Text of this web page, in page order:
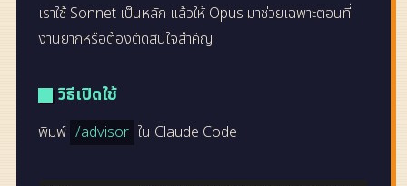
เราใช้ Sonnet เป็นหลัก แล้วให้ Opus มาช่วยเฉพาะตอนที่
งานยากหรือต้องตัดสินใจสำคัญ
วิธีเปิดใช้
พิมพ์ /advisor ใน Claude Code